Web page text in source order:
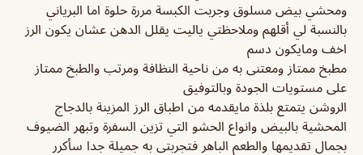
ومحشي بيض مسلوق وجربت الكبسة مررة حلوة اما البرياني
بالنسبة لي أقلهم وملاحظتي ياليت يقلل الدهن عشان يكون الرز
اخف ومايكون دسم
مطبخ ممتاز ومعتنى به من ناحية النظافة ومرتب والطبخ ممتاز
على مستويات الجودة وبالتوفيق
الروشن يتمتع بلذة مايقدمه من اطباق الرز المزينة بالدجاج
المحشية بالبيض وانواع الحشو التي تزين السفرة وتبهر الضيوف
بجمال تقديمها والطعم الباهر فتجربتي به جميلة جدا سأكرر